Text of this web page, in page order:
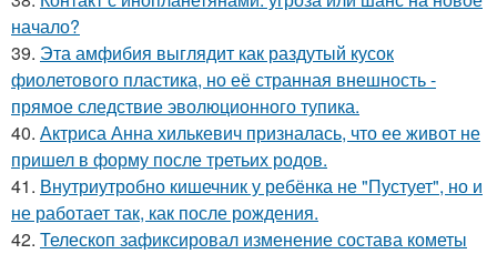
начало?
39. Эта амфибия выглядит как раздутый кусок
фиолетового пластика, но её странная внешность -
прямое следствие эволюционного тупика.
40. Актриса Анна хилькевич призналась, что ее живот не
пришел в форму после третьих родов.
41. Внутриутробно кишечник у ребёнка не "Пустует", но и
не работает так, как после рождения.
42. Телескоп зафиксировал изменение состава кометы